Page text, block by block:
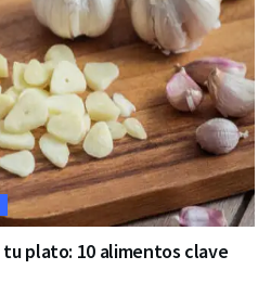
plato: 10 alimentos clave